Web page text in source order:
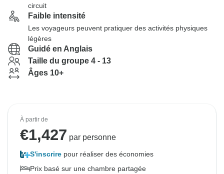
circuit
Faible intensité
Les voyageurs peuvent pratiquer des activités physiques
légères
Guidé en Anglais
Taille du groupe 4 - 13
Âges 10+
À partir de
€1,427 par personne
S'inscrire pour réaliser des économies
Prix basé sur une chambre partagée